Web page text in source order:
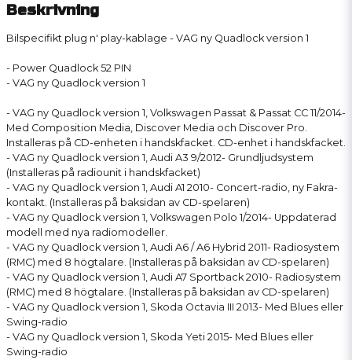
Beskrivning
Bilspecifikt plug n' play-kablage - VAG ny Quadlock version 1
- Power Quadlock 52 PIN
- VAG ny Quadlock version 1
- VAG ny Quadlock version 1, Volkswagen Passat & Passat CC 11/2014-
Med Composition Media, Discover Media och Discover Pro.
Installeras på CD-enheten i handskfacket. CD-enhet i handskfacket.
- VAG ny Quadlock version 1, Audi A3 9/2012- Grundljudsystem
(Installeras på radiounit i handskfacket)
- VAG ny Quadlock version 1, Audi A1 2010- Concert-radio, ny Fakra-
kontakt. (Installeras på baksidan av CD-spelaren)
- VAG ny Quadlock version 1, Volkswagen Polo 1/2014- Uppdaterad
modell med nya radiomodeller.
- VAG ny Quadlock version 1, Audi A6 / A6 Hybrid 2011- Radiosystem
(RMC) med 8 högtalare. (Installeras på baksidan av CD-spelaren)
- VAG ny Quadlock version 1, Audi A7 Sportback 2010- Radiosystem
(RMC) med 8 högtalare. (Installeras på baksidan av CD-spelaren)
- VAG ny Quadlock version 1, Skoda Octavia III 2013- Med Blues eller
Swing-radio
- VAG ny Quadlock version 1, Skoda Yeti 2015- Med Blues eller
Swing-radio